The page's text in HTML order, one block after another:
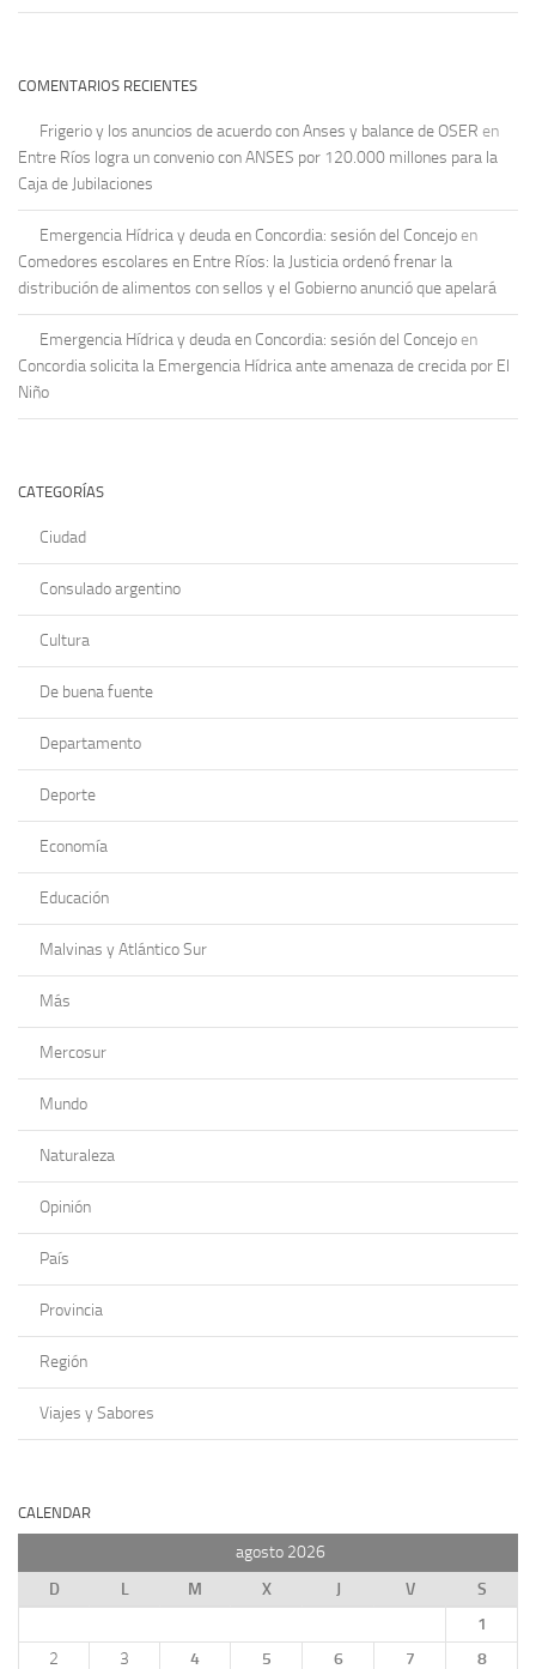
COMENTARIOS RECIENTES
Frigerio y los anuncios de acuerdo con Anses y balance de OSER en
Entre Ríos logra un convenio con ANSES por 120.000 millones para la
Caja de Jubilaciones
Emergencia Hídrica y deuda en Concordia: sesión del Concejo en
Comedores escolares en Entre Ríos: la Justicia ordenó frenar la
distribución de alimentos con sellos y el Gobierno anunció que apelará
Emergencia Hídrica y deuda en Concordia: sesión del Concejo en
Concordia solicita la Emergencia Hídrica ante amenaza de crecida por El
Niño
CATEGORÍAS
Ciudad
Consulado argentino
Cultura
De buena fuente
Departamento
Deporte
Economía
Educación
Malvinas y Atlántico Sur
Más
Mercosur
Mundo
Naturaleza
Opinión
País
Provincia
Región
Viajes y Sabores
CALENDAR
agosto 2026
D
L M X J V
S
1
2
3 4 5 6 7 8